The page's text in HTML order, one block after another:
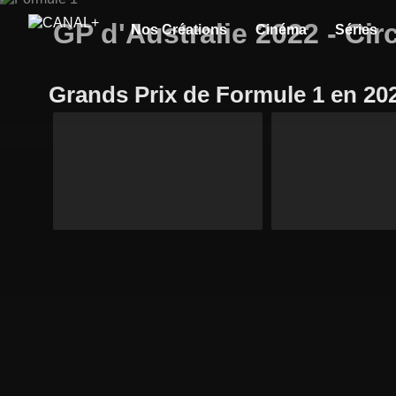
Nos Créations Cinéma Séries
GP d'Australie 2022 -
Grands Prix de Formule 1 en